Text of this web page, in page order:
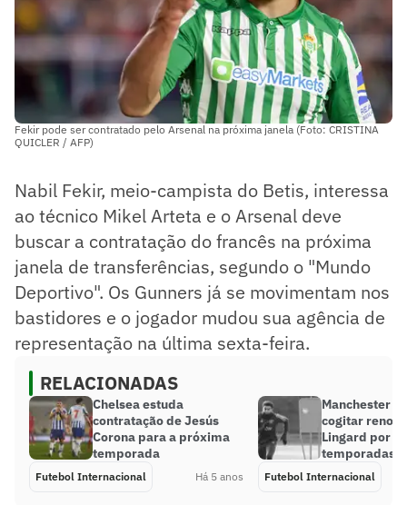
Fekir pode ser contratado pelo Arsenal na próxima janela (Foto: CRISTINA
QUICLER / AFP)
Nabil Fekir, meio-campista do Betis, interessa
ao técnico Mikel Arteta e o Arsenal deve
buscar a contratação do francês na próxima
janela de transferências, segundo o "Mundo
Deportivo". Os Gunners já se movimentam nos
bastidores e o jogador mudou sua agência de
representação na última sexta-feira.
RELACIONADAS
Chelsea estuda
contratação de Jesús
Corona para a próxima
temporada
Futebol Internacional Há 5 anos
Manchester
cogitar
Lingard por
temporadas
Futebol Internacional